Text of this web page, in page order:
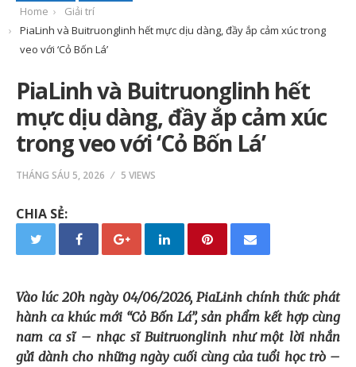
Home
Giải trí
PiaLinh và Buitruonglinh hết mực dịu dàng, đầy ắp cảm xúc trong
veo với ‘Cỏ Bốn Lá’
PiaLinh và Buitruonglinh hết
mực dịu dàng, đầy ắp cảm xúc
trong veo với ‘Cỏ Bốn Lá’
THÁNG SÁU 5, 2026 5 VIEWS
CHIA SẺ:
Vào lúc 20h ngày 04/06/2026, PiaLinh chính thức phát
hành ca khúc mới “Cỏ Bốn Lá”, sản phẩm kết hợp cùng
nam ca sĩ – nhạc sĩ Buitruonglinh như một lời nhắn
gửi dành cho những ngày cuối cùng của tuổi học trò –